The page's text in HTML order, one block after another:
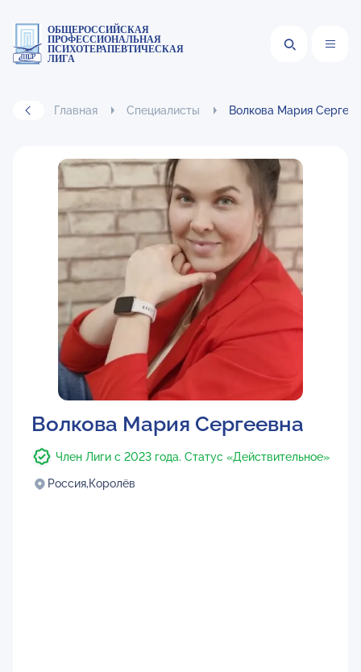
ОБЩЕРОССИЙСКАЯ
ПРОФЕССИОНАЛЬНАЯ
ПСИХОТЕРАПЕВТИЧЕСКАЯ
ЛИГА
Главная Специалисты Волкова Мария
Волкова Мария Сергеевна
Член Лиги с 2023 года. Статус «Действительное»
Россия,Королёв